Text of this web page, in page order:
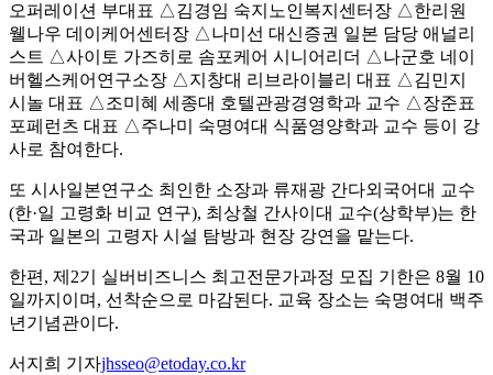
오퍼레이션 부대표 △김경임 숙지노인복지센터장 △한리원
웰나우 데이케어센터장 △나미선 대신증권 일본 담당 애널리
스트 △사이토 가즈히로 솜포케어 시니어리더 △나군호 네이
버헬스케어연구소장 △지창대 리브라이블리 대표 △김민지
시놀 대표 △조미혜 세종대 호텔관광경영학과 교수 △장준표
포페런츠 대표 △주나미 숙명여대 식품영양학과 교수 등이 강
사로 참여한다.
또 시사일본연구소 최인한 소장과 류재광 간다외국어대 교수
(한·일 고령화 비교 연구), 최상철 간사이대 교수(상학부)는 한
국과 일본의 고령자 시설 탐방과 현장 강연을 맡는다.
한편, 제2기 실버비즈니스 최고전문가과정 모집 기한은 8월 10
일까지이며, 선착순으로 마감된다. 교육 장소는 숙명여대 백주
년기념관이다.
서지희 기자jhsseo@etoday.co.kr